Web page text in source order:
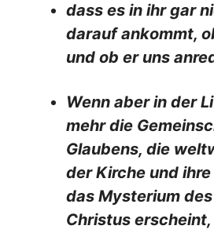
dass es in ihr gar
darauf ankommt,
und ob er uns
Wenn aber in der
mehr die
Glaubens, die
der Kirche und
das Mysterium
Christus erscheint,